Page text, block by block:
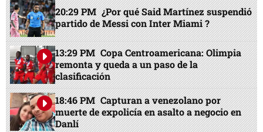
20:29 PM ¿Por qué Said Martínez suspendió
partido de Messi con Inter Miami ?
13:29 PM Copa Centroamericana: Olimpia
remonta y queda a un paso de la
clasificación
18:46 PM Capturan a venezolano por
muerte de expolicía en asalto a negocio en
Danlí